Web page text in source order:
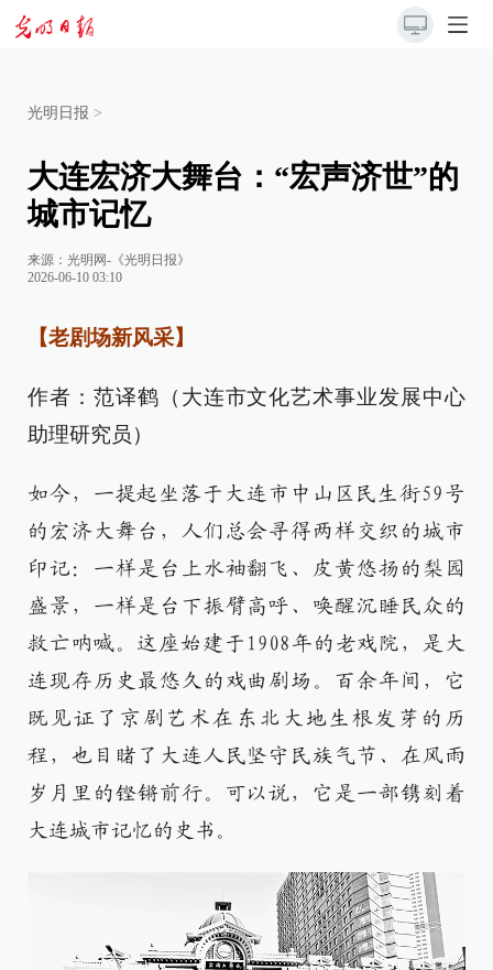
光明日报 >
大连宏济大舞台：“宏声济世”的
城市记忆
来源： 光明网-《光明日报》
2026-06-10 03:10
【老剧场新风采】
作者：范译鹤（大连市文化艺术事业发展中心
助理研究员）
如今，一提起坐落于大连市中山区民生街59号
的宏济大舞台，人们总会寻得两样交织的城市
印记：一样是台上水袖翻飞、皮黄悠扬的梨园
盛景，一样是台下振臂高呼、唤醒沉睡民众的
救亡呐喊。这座始建于1908年的老戏院，是大
连现存历史最悠久的戏曲剧场。百余年间，它
既见证了京剧艺术在东北大地生根发芽的历
程，也目睹了大连人民坚守民族气节、在风雨
岁月里的铿锵前行。可以说，它是一部镌刻着
大连城市记忆的史书。